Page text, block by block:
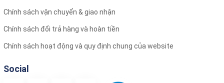
Chính sách vận chuyển & giao nhận
Chính sách đổi trả hàng và hoàn tiền
Chính sách hoạt động và quy định chung của website
Social